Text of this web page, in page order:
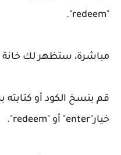
"redeem".
مباشرة، ستظهر لك خانة
قم بنسخ الكود أو
خيار"enter" أو "redeem".